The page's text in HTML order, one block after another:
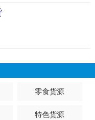
，并且是解压后的首目
微信小程序开发者，您
会需要用到微信淘宝客小
零食货源
特色货源